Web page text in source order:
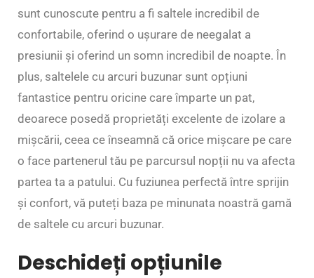
sunt cunoscute pentru a fi saltele incredibil de
confortabile, oferind o ușurare de neegalat a
presiunii și oferind un somn incredibil de noapte. În
plus, saltelele cu arcuri buzunar sunt opțiuni
fantastice pentru oricine care împarte un pat,
deoarece posedă proprietăți excelente de izolare a
mișcării, ceea ce înseamnă că orice mișcare pe care
o face partenerul tău pe parcursul nopții nu va afecta
partea ta a patului. Cu fuziunea perfectă între sprijin
și confort, vă puteți baza pe minunata noastră gamă
de saltele cu arcuri buzunar.
Deschideți opțiunile